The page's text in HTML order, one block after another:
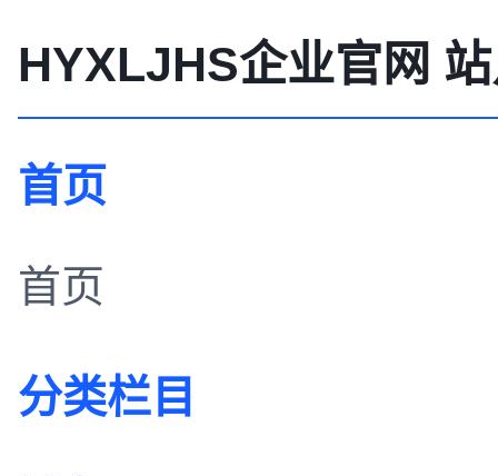
HYXLJHS企业官网
首页
首页
分类栏目